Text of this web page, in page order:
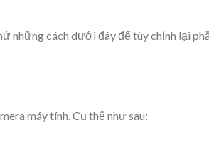
những cách dưới đây để tùy chỉnh lại
máy tính. Cụ thể như sau: